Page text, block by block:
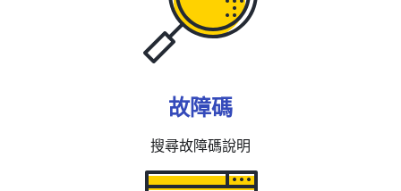
故障碼
搜尋故障碼說明